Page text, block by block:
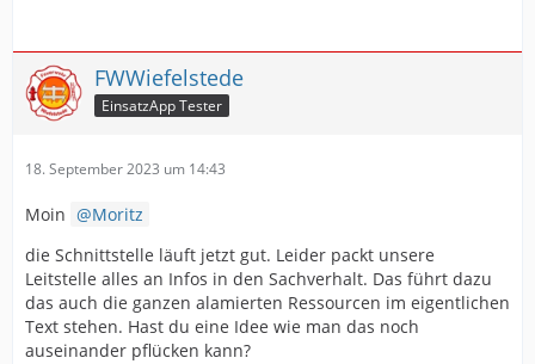
FWWiefelstede
EinsatzApp Tester
18. September 2023 um 14:43
Moin
Moritz
die Schnittstelle läuft jetzt gut. Leider packt unsere
Leitstelle alles an Infos in den Sachverhalt. Das führt dazu
das auch die ganzen alamierten Ressourcen im eigentlichen
Text stehen. Hast du eine Idee wie man das noch
auseinander pflücken kann?